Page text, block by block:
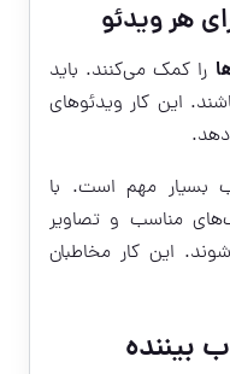
هر ویدئو
را کمک می‌کنند. باید
این کار ویدئوهای
بسیار مهم است. با
مناسب و تصاویر
این کار مخاطبان
بیننده